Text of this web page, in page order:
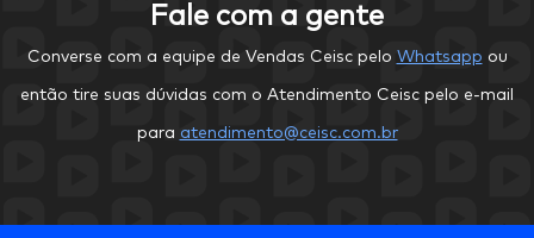
Fale com a gente
Converse com a equipe de Vendas Ceisc pelo Whatsapp ou
então tire suas dúvidas com o Atendimento Ceisc pelo e-mail
para atendimento@ceisc.com.br